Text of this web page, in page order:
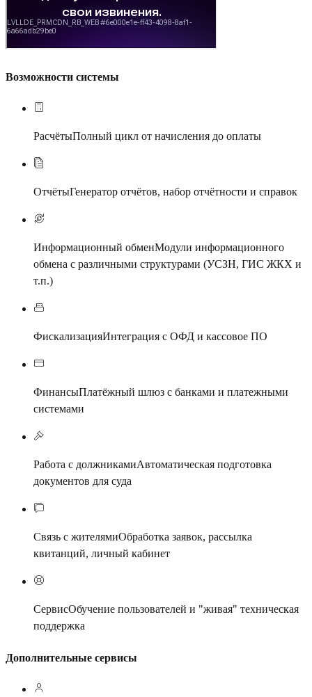
Возможности системы
РасчётыПолный цикл от начисления до оплаты
ОтчётыГенератор отчётов, набор отчётности и справок
Информационный обменМодули информационного
обмена с различными структурами (УСЗН, ГИС ЖКХ и
т.п.)
ФискализацияИнтеграция с ОФД и кассовое ПО
ФинансыПлатёжный шлюз с банками и платежными
системами
Работа с должникамиАвтоматическая подготовка
документов для суда
Связь с жителямиОбработка заявок, рассылка
квитанций, личный кабинет
СервисОбучение пользователей и "живая" техническая
поддержка
Дополнительные сервисы